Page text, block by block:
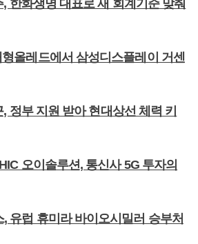
한화생명 대표로 새 회계기준 맞춰
올레드에서 삼성디스플레이 거센
정부 지원 받아 현대상선 체력 키
오이솔루션, 통신사 5G 투자의
유럽 휴미라 바이오시밀러 승부처